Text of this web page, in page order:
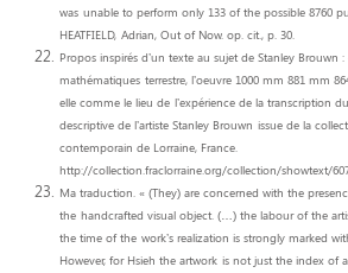
was unable to perform only 133 of the possible 8760
HEATFIELD, Adrian, Out of Now. op. cit., p. 30.
Propos inspirés d’un texte au sujet de Stanley Brouwn
mathématiques terrestre, l’oeuvre 1000 mm 881 mm
elle comme le lieu de l’expérience de la transcription
descriptive de l’artiste Stanley Brouwn issue de la
contemporain de Lorraine, France.
http://collection.fraclorraine.org/collection/showtext/
Ma traduction. « (They) are concerned with the
the handcrafted visual object. (…) the labour of the
the time of the work’s realization is strongly marked
However, for Hsieh the artwork is not just the index of